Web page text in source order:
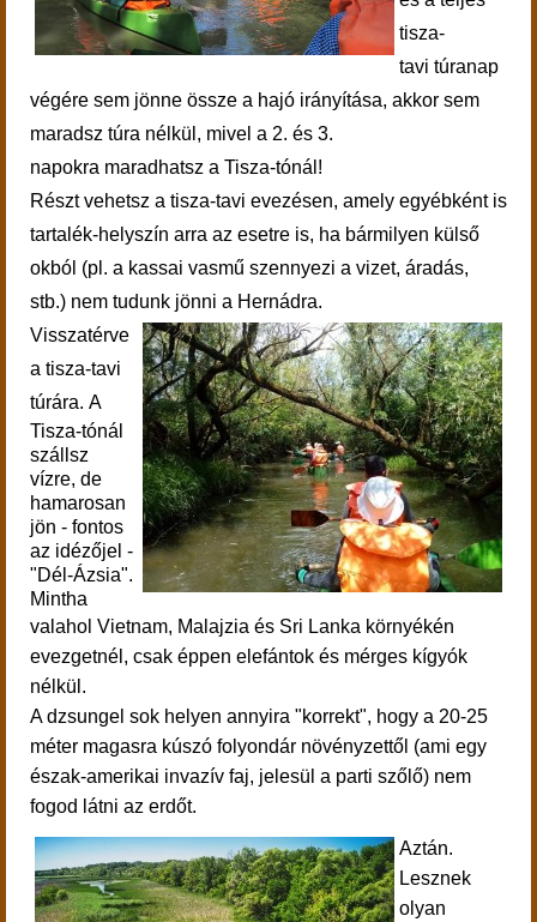
tisza-
tavi túranap
végére sem jönne össze a hajó irányítása, akkor sem
maradsz túra nélkül, mivel a 2. és 3.
napokra maradhatsz a Tisza-tónál!
Részt vehetsz a tisza-tavi evezésen, amely egyébként is
tartalék-helyszín arra az esetre is, ha bármilyen külső
okból (pl. a kassai vasmű szennyezi a vizet, áradás,
stb.) nem tudunk jönni a Hernádra.
Visszatérve
a tisza-tavi
túrára. A
Tisza-tónál
szállsz
vízre, de
hamarosan
jön - fontos
az idézőjel -
"Dél-Ázsia".
Mintha
valahol Vietnam, Malajzia és Sri Lanka környékén
evezgetnél, csak éppen elefántok és mérges kígyók
nélkül.
A dzsungel sok helyen annyira "korrekt", hogy a 20-25
méter magasra kúszó folyondár növényzettől (ami egy
észak-amerikai invazív faj, jelesül a parti szőlő) nem
fogod látni az erdőt.
Aztán.
Lesznek
olyan